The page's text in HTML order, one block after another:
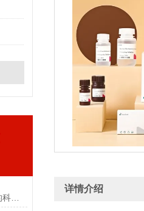
解码“绿色动力”：纤维素试剂盒的科学逻辑
详情介绍